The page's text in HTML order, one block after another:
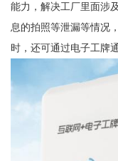
能力，解决工厂里面涉
息的拍照等泄漏等情况
时，还可通过电子工牌